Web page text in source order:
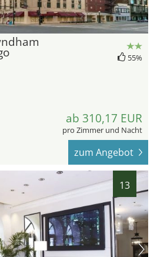
55%
ab 310,17 EUR
pro Zimmer und Nacht
zum Angebot
13